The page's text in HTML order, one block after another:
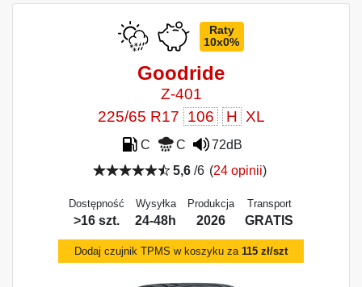
Raty
10x0%
Goodride
Z-401
225/65 R17 106 H XL
C C
72dB
5,6/6 (24 opinii)
Dostępność
>16 szt.
Wysyłka
24-48h
Produkcja
2026
Transport
GRATIS
Dodaj czujnik TPMS w koszyku za 115 zł/szt